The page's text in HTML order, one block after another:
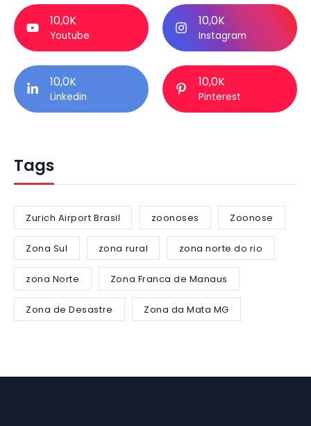
10,0K
Youtube
10,0K
Instagram
10,0K
Linkedin
10,0K
Pinterest
Tags
Zurich Airport Brasil zoonoses Zoonose
Zona Sul zona rural zona norte do rio
zona Norte Zona Franca de Manaus
Zona de Desastre Zona da Mata MG